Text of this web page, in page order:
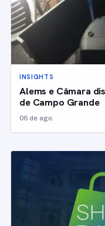
INSIGHTS
Alems e Câmara
de Campo Grande
06 de ago.